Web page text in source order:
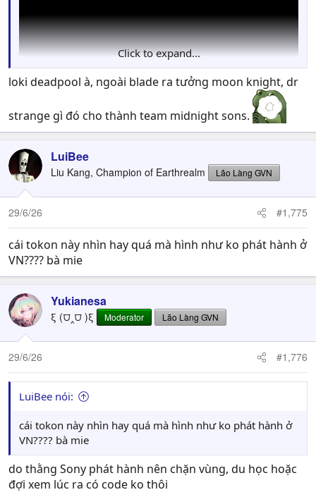
Click to expand...
loki deadpool à, ngoài blade ra tưởng moon knight, dr
strange gì đó cho thành team midnight sons.
LuiBee
Liu Kang, Champion of Earthrealm Lão Làng GVN
29/6/26 #1,775
cái tokon này nhìn hay quá mà hình như ko phát hành ở
VN???? bà mie
Yukianesa
ξ (⩌‸⩌ )ξ Moderator Lão Làng GVN
29/6/26 #1,776
LuiBee nói:
cái tokon này nhìn hay quá mà hình như ko phát hành ở
VN???? bà mie
do thằng Sony phát hành nên chặn vùng, du học hoặc
đợi xem lúc ra có code ko thôi